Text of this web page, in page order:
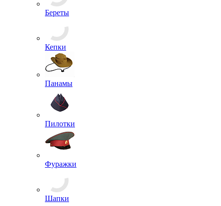
Береты
Кепки
Панамы
Пилотки
Фуражки
Шапки